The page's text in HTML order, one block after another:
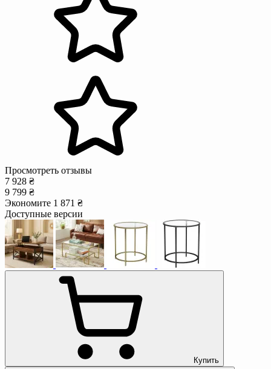
Просмотреть отзывы
7 928 ₴
9 799 ₴
Экономите 1 871 ₴
Доступные версии
Купить